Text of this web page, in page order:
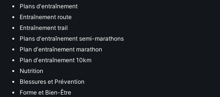
Plans d'entraînement
Entraînement route
Entraînement trail
Plans d'entraînement semi-marathons
Plan d'entraînement marathon
Plan d'entraînement 10km
Nutrition
Blessures et Prévention
Forme et Bien-Être